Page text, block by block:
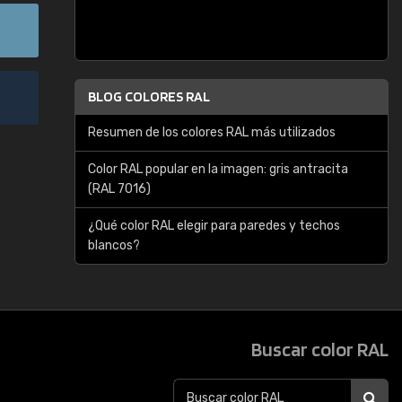
BLOG COLORES RAL
Resumen de los colores RAL más utilizados
Color RAL popular en la imagen: gris antracita
(RAL 7016)
¿Qué color RAL elegir para paredes y techos
blancos?
Buscar color RAL